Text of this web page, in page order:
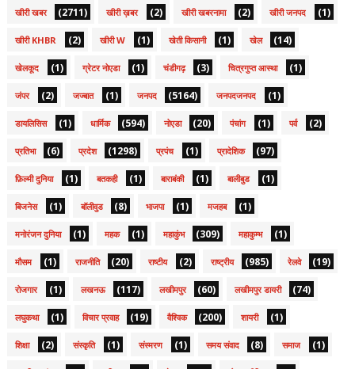
खीरी खबर (2711) खीरी ख़बर (2) खीरी खबरनामा (2) खीरी जनपद (1)
खीरी KHBR (2) खीरी W (1) खेती किसानी (1) खेल (14)
खेलकूद (1) ग्रेटर नोएडा (1) चंडीगढ़ (3) चित्रगुप्त आस्था (1)
जंपर (2) जज्बात (1) जनपद (5164) जनपदजनपद (1)
डायलिसिस (1) धार्मिक (594) नोएडा (20) पंचांग (1) पर्व (2)
प्रतिभा (6) प्रदेश (1298) प्रपंच (1) प्रादेशिक (97)
फ़िल्मी दुनिया (1) बतकही (1) बाराबंकी (1) बालीबुड (1)
बिजनेस (1) बॉलीवुड (8) भाजपा (1) मजहब (1)
मनोरंजन दुनिया (1) महक (1) महाकुंभ (309) महाकुम्भ (1)
मौसम (1) राजनीति (20) राष्टीय (2) राष्ट्रीय (985) रेलवे (19)
रोजगार (1) लखनऊ (117) लखीमपुर (60) लखीमपुर डायरी (74)
लघुकथा (1) विचार प्रवाह (19) वैश्विक (200) शायरी (1)
शिक्षा (2) संस्कृति (1) संस्मरण (1) समय संवाद (8) समाज (1)